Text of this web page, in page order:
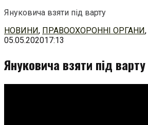
Януковича взяти під варту
Перейти
до
НОВИНИ, ПРАВООХОРОННІ ОРГАНИ,
05.05.202017:13
Януковича взяти під варту